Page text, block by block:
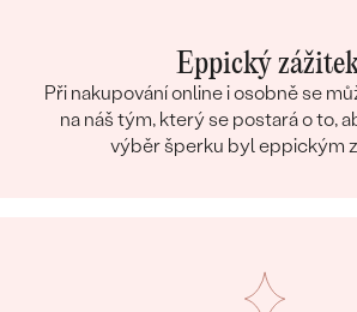
Eppický
Při nakupování online i osobně se
na náš tým, který se postará o to,
výběr šperku byl eppickým